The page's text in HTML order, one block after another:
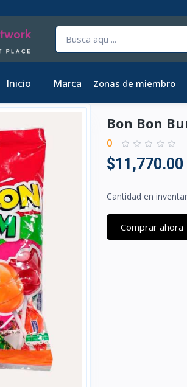
Inicio Marca Zonas de miembro
Bon Bon
0
$11,770.00
Cantidad en
Comprar ahora